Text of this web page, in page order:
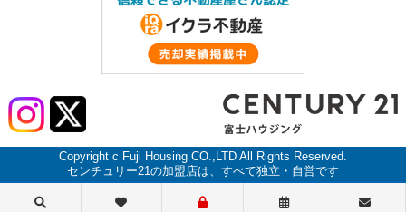
Copyright c Fuji Housing CO.,LTD All Rights Reserved.
センチュリー21の加盟店は、すべて独立・自営です